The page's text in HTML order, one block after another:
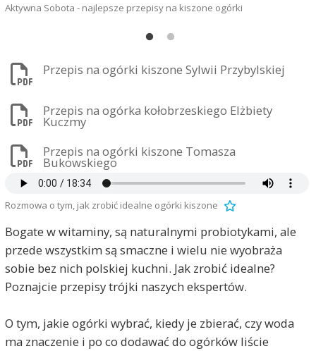
Aktywna Sobota - najlepsze przepisy na kiszone ogórki
Przepis na ogórki kiszone Sylwii Przybylskiej
Przepis na ogórka kołobrzeskiego Elżbiety
Kuczmy
Przepis na ogórki kiszone Tomasza
Bukowskiego
Rozmowa o tym, jak zrobić idealne ogórki kiszone
Bogate w witaminy, są naturalnymi probiotykami, ale
przede wszystkim są smaczne i wielu nie wyobraża
sobie bez nich polskiej kuchni. Jak zrobić idealne?
Poznajcie przepisy trójki naszych ekspertów.
O tym, jakie ogórki wybrać, kiedy je zbierać, czy woda
ma znaczenie i po co dodawać do ogórków liście